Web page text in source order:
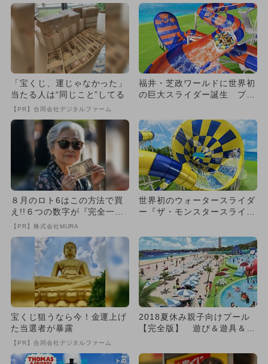
「宝くじ、運じゃなかった」
当たる人は“同じこと”してる
【PR】合同会社デジタルファーム
福井・芝政ワールドに世界初
の巨大スライダー誕生 プー
８月のロト6はこの方法で買
え!!６つの数字が『完全一
致』する方法
【PR】株式会社MURA
世界初のウォータースライダ
ー『ザ・モンスタースライダ
宝くじ狙うなら今！金運上げ
た当選者が暴露
【PR】合同会社デジタルファーム
2018夏休み親子向けプール
【完全版】 遊び＆遊具＆見